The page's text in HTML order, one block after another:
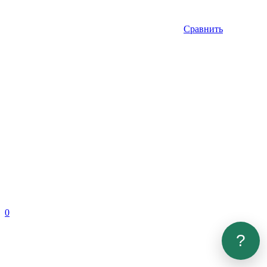
Сравнить
0
?